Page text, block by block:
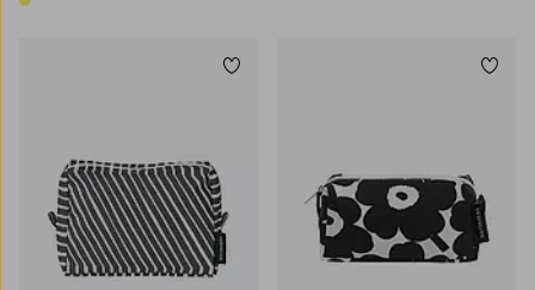
1 farge
Legg til favoritter